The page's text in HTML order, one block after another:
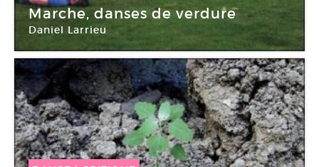
24 Sep -25 Sep 2010
Marche, danses de verdure
Daniel Larrieu
Parc de la Cerisaie